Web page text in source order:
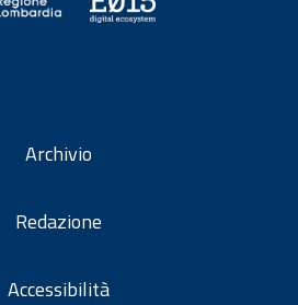
Archivio
Redazione
Accessibilità